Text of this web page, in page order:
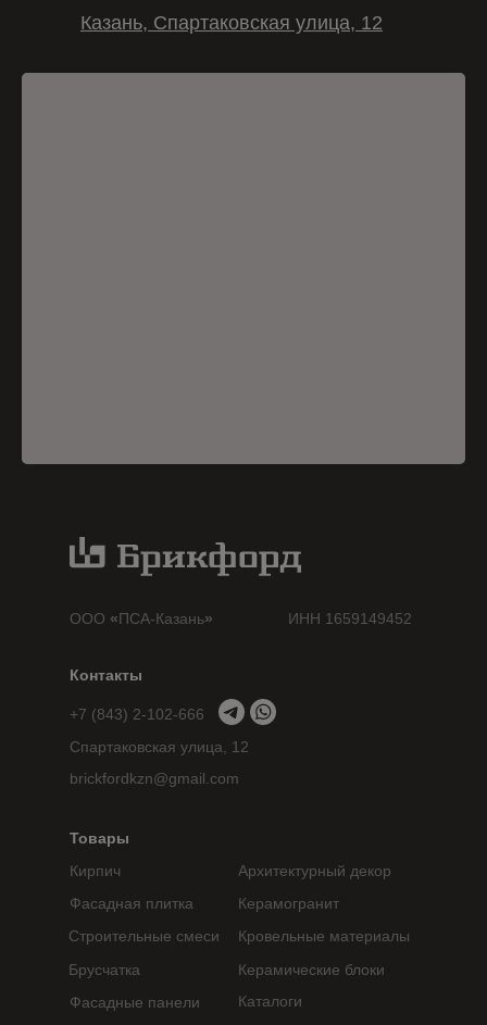
Казань, Спартаковская улица, 12
ИНН 1659149452
Фасадная плитка
Кирпич Архитектурный декор
Фасадные панели
Керамогранит
Строительные смеси
Каталоги
Товары
Контакты
Брусчатка
+7 (843) 2-102-666
ООО «ПСА-Казань»
Кровельные материалы
Керамические блоки
brickfordkzn@gmail.com
Спартаковская улица, 12